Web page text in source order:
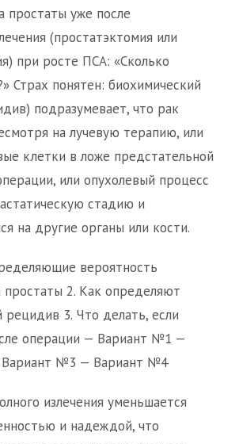
простаты уже после
(простатэктомия или
при росте ПСА: «Сколько
Страх понятен: биохимический
подразумевает, что рак
на лучевую терапию, или
клетки в ложе предстательной
или опухолевый процесс
стадию и
на другие органы или кости.
вероятность
простаты 2. Как определяют
рецидив 3. Что делать, если
операции — Вариант №1 —
№3 — Вариант №4
излечения уменьшается
и надеждой, что